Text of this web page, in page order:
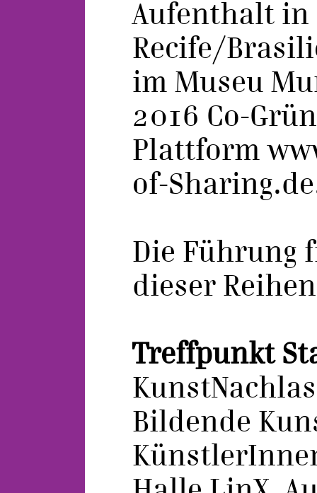
Aufenthalt in
Recife/
im Museu
2016 Co-
Plattform
of-
Die Führung
dieser
Treffpunkt
Bildende